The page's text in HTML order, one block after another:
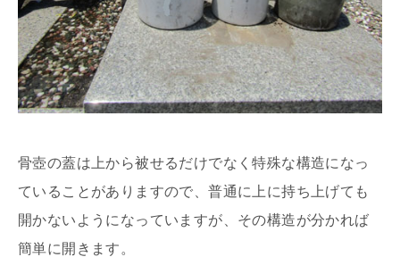
骨壺の蓋は上から被せるだけでなく特殊な構造になっ
ていることがありますので、普通に上に持ち上げても
開かないようになっていますが、その構造が分かれば
簡単に開きます。